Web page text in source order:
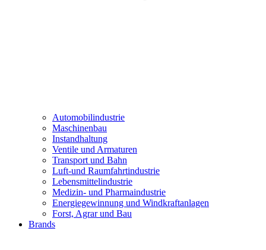
Automobilindustrie
Maschinenbau
Instandhaltung
Ventile und Armaturen
Transport und Bahn
Luft-und Raumfahrtindustrie
Lebensmittelindustrie
Medizin- und Pharmaindustrie
Energiegewinnung und Windkraftanlagen
Forst, Agrar und Bau
Brands